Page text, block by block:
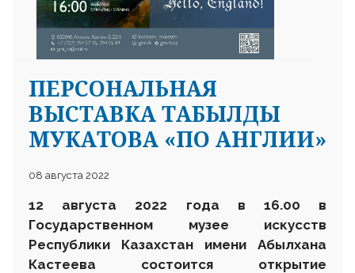
ПЕРСОНАЛЬНАЯ
ВЫСТАВКА ТАБЫЛДЫ
МУКАТОВА «ПО АНГЛИИ»
08 августа 2022
12 августа 2022 года в 16.00 в
Государственном музее искусств
Республики Казахстан имени Абылхана
Кастеева состоится открытие